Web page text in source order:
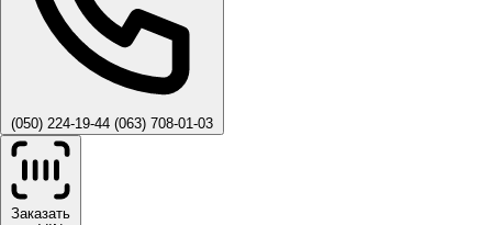
(050) 224-19-44 (063) 708-01-03
Заказать